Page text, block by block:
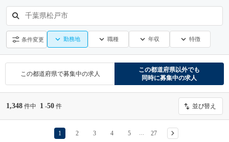
千葉県松戸市
条件変更 勤務地 職種 年収 特徴
この都道府県で募集中の求人
この都道府県以外でも
同時に募集中の求人
1,348 件中 1 -50 件 並び替え
1 2 3 4 5 27